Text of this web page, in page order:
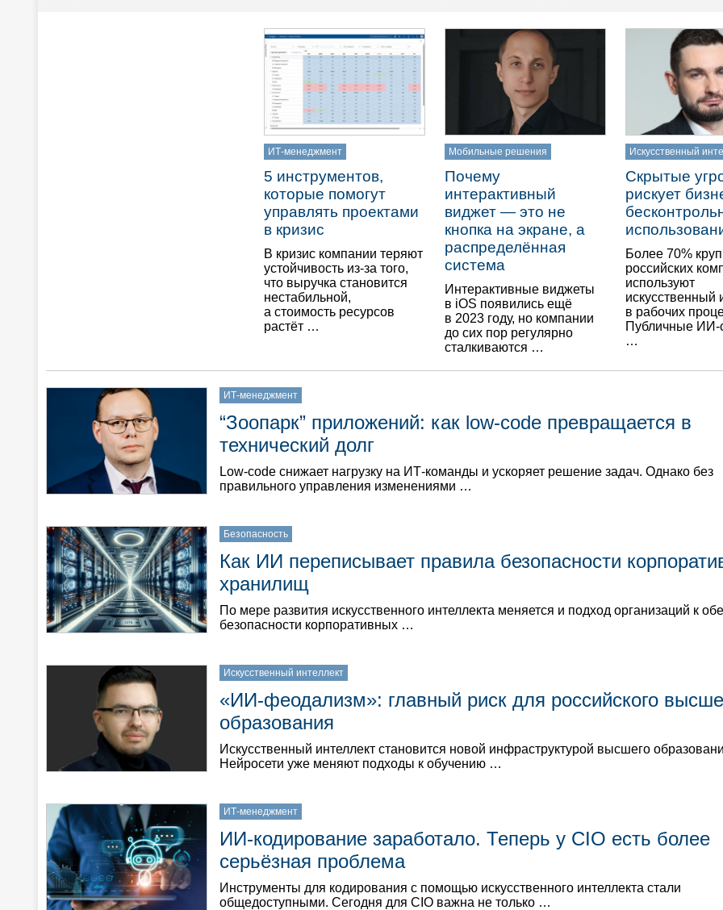
ИТ-менеджмент
5 инструментов,
которые помогут
управлять проектами
в кризис
В кризис компании теряют
устойчивость из-за того,
что выручка становится
нестабильной,
а стоимость ресурсов
растёт …
Мобильные решения
Почему
интерактивный
виджет — это не
кнопка на экране, а
распределённая
система
Интерактивные виджеты
в iOS появились ещё
в 2023 году, но компании
до сих пор регулярно
сталкиваются …
Искусственный
Скрытые
рискует
Более 70%
российских
используют
искусственный
в рабочих
Публичные ИИ-
…
ИТ-менеджмент
“Зоопарк” приложений: как low-code превращается в
технический долг
Low-code снижает нагрузку на ИТ-команды и ускоряет решение задач. Однако без
правильного управления изменениями …
Безопасность
Как ИИ переписывает правила безопасности
хранилищ
По мере развития искусственного интеллекта меняется и подход организаций к
безопасности корпоративных …
Искусственный интеллект
«ИИ-феодализм»: главный риск для российского
образования
Искусственный интеллект становится новой инфраструктурой высшего
Нейросети уже меняют подходы к обучению …
ИТ-менеджмент
ИИ-кодирование заработало. Теперь у CIO есть более
серьёзная проблема
Инструменты для кодирования с помощью искусственного интеллекта стали
общедоступными. Сегодня для CIO важна не только …